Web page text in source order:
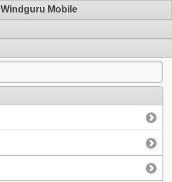
Windguru Mobile